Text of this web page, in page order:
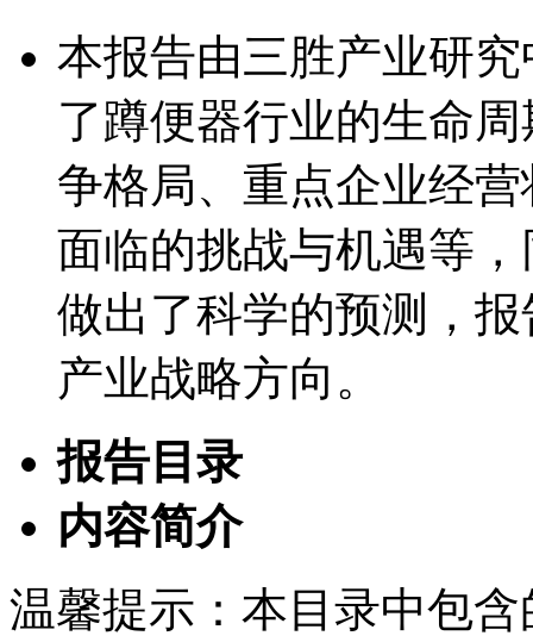
本报告由三胜产业研
了蹲便器行业的生命
争格局、重点企业经
面临的挑战与机遇等
做出了科学的预测，
产业战略方向。
报告目录
内容简介
温馨提示：本目录中包